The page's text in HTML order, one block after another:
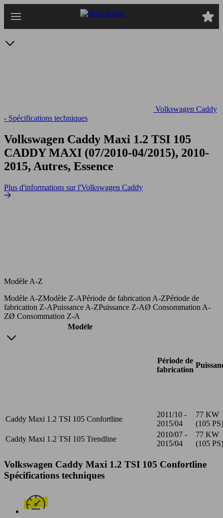
au
Volkswagen Caddy
- Spécifications techniques
Volkswagen Caddy Maxi 1.2 TSI 105
CADDY MAXI (07/2010-04/2015), 2010-
2015, Autres, Essence
Plus d'informations sur l'Volkswagen Caddy
Modèle A-Z
Modèle A-ZModèle Z-APériode de fabrication A-ZPériode de
fabrication Z-APuissance A-ZPuissance Z-AØ Consommation A-
ZØ Consommation Z-A
Modèle
Période de
fabrication
Caddy Maxi 1.2 TSI 105 Confortline
2011/10 -
2015/04
77 KW
(105 PS)
Caddy Maxi 1.2 TSI 105 Trendline
2010/07 -
2015/04
77 KW
(105 PS)
Volkswagen Caddy Maxi 1.2 TSI 105 Confortline
Spécifications techniques